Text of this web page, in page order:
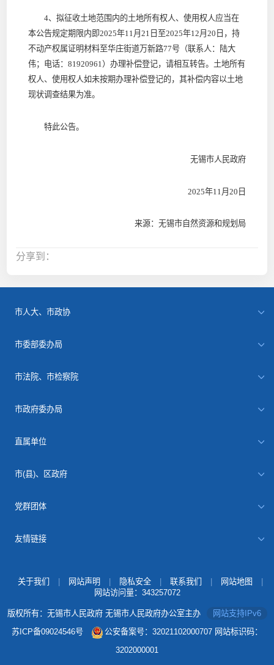
4、拟征收土地范围内的土地所有权人、使用权人应当在
本公告规定期限内即2025年11月21日至2025年12月20日，持
不动产权属证明材料至华庄街道万新路77号（联系人：陆大
伟；电话：81920961）办理补偿登记，请相互转告。土地所有
权人、使用权人如未按期办理补偿登记的，其补偿内容以土地
现状调查结果为准。
特此公告。
无锡市人民政府
2025年11月20日
来源：无锡市自然资源和规划局
分享到：
市人大、市政协
市委部委办局
市法院、市检察院
市政府委办局
直属单位
市(县)、区政府
党群团体
友情链接
关于我们 网站声明 隐私安全 联系我们 网站地图
网站访问量： 343257072
版权所有：无锡市人民政府 无锡市人民政府办公室主办
网站支持IPv6
苏ICP备09024546号
公安备案号：32021102000707 网站标识码：
3202000001